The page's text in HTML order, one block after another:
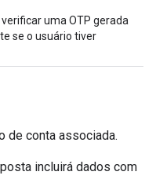
uma OTP gerada
se o usuário tiver
de conta associada.
incluirá dados com